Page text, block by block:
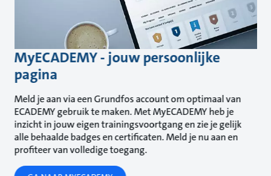
MyECADEMY - jouw persoonlijke
pagina
Meld je aan via een Grundfos account om optimaal van
ECADEMY gebruik te maken. Met MyECADEMY heb je
inzicht in jouw eigen trainingsvoortgang en zie je gelijk
alle behaalde badges en certificaten. Meld je nu aan en
profiteer van volledige toegang.